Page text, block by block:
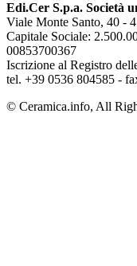
Edi.Cer S.p.a. Società
Viale Monte Santo, 40 -
Capitale Sociale:
00853700367
Iscrizione al Registro
tel. +39 0536 804585 -
© Ceramica.info, All